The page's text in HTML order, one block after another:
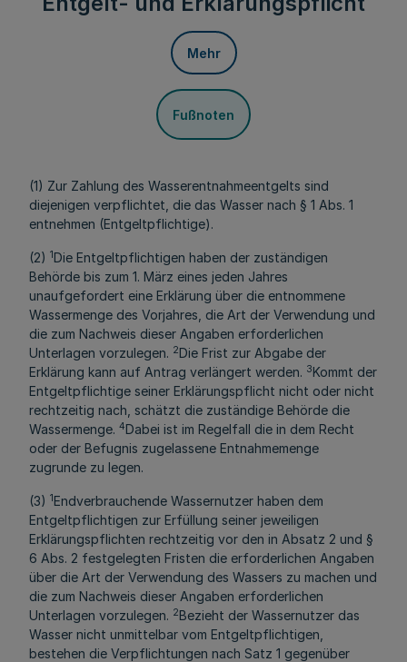
Mehr
Fußnoten
(1) Zur Zahlung des Wasserentnahmeentgelts sind
diejenigen verpflichtet, die das Wasser nach § 1 Abs. 1
entnehmen (Entgeltpflichtige).
(2) 1Die Entgeltpflichtigen haben der zuständigen
Behörde bis zum 1. März eines jeden Jahres
unaufgefordert eine Erklärung über die entnommene
Wassermenge des Vorjahres, die Art der Verwendung und
die zum Nachweis dieser Angaben erforderlichen
Unterlagen vorzulegen. 2Die Frist zur Abgabe der
Erklärung kann auf Antrag verlängert werden. 3Kommt der
Entgeltpflichtige seiner Erklärungspflicht nicht oder nicht
rechtzeitig nach, schätzt die zuständige Behörde die
Wassermenge. 4Dabei ist im Regelfall die in dem Recht
oder der Befugnis zugelassene Entnahmemenge
zugrunde zu legen.
(3) 1Endverbrauchende Wassernutzer haben dem
Entgeltpflichtigen zur Erfüllung seiner jeweiligen
Erklärungspflichten rechtzeitig vor den in Absatz 2 und §
6 Abs. 2 festgelegten Fristen die erforderlichen Angaben
über die Art der Verwendung des Wassers zu machen und
die zum Nachweis dieser Angaben erforderlichen
Unterlagen vorzulegen. 2Bezieht der Wassernutzer das
Wasser nicht unmittelbar vom Entgeltpflichtigen,
bestehen die Verpflichtungen nach Satz 1 gegenüber